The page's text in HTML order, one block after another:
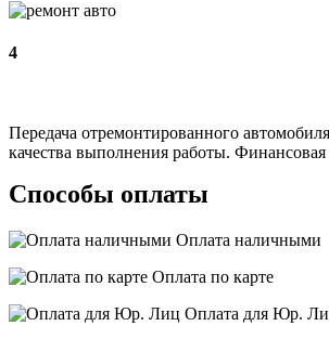
4
Передача отремонтированного
качества выполнения работы. Финансовая
Способы оплаты
Оплата наличными
Оплата по карте
Оплата для Юр.